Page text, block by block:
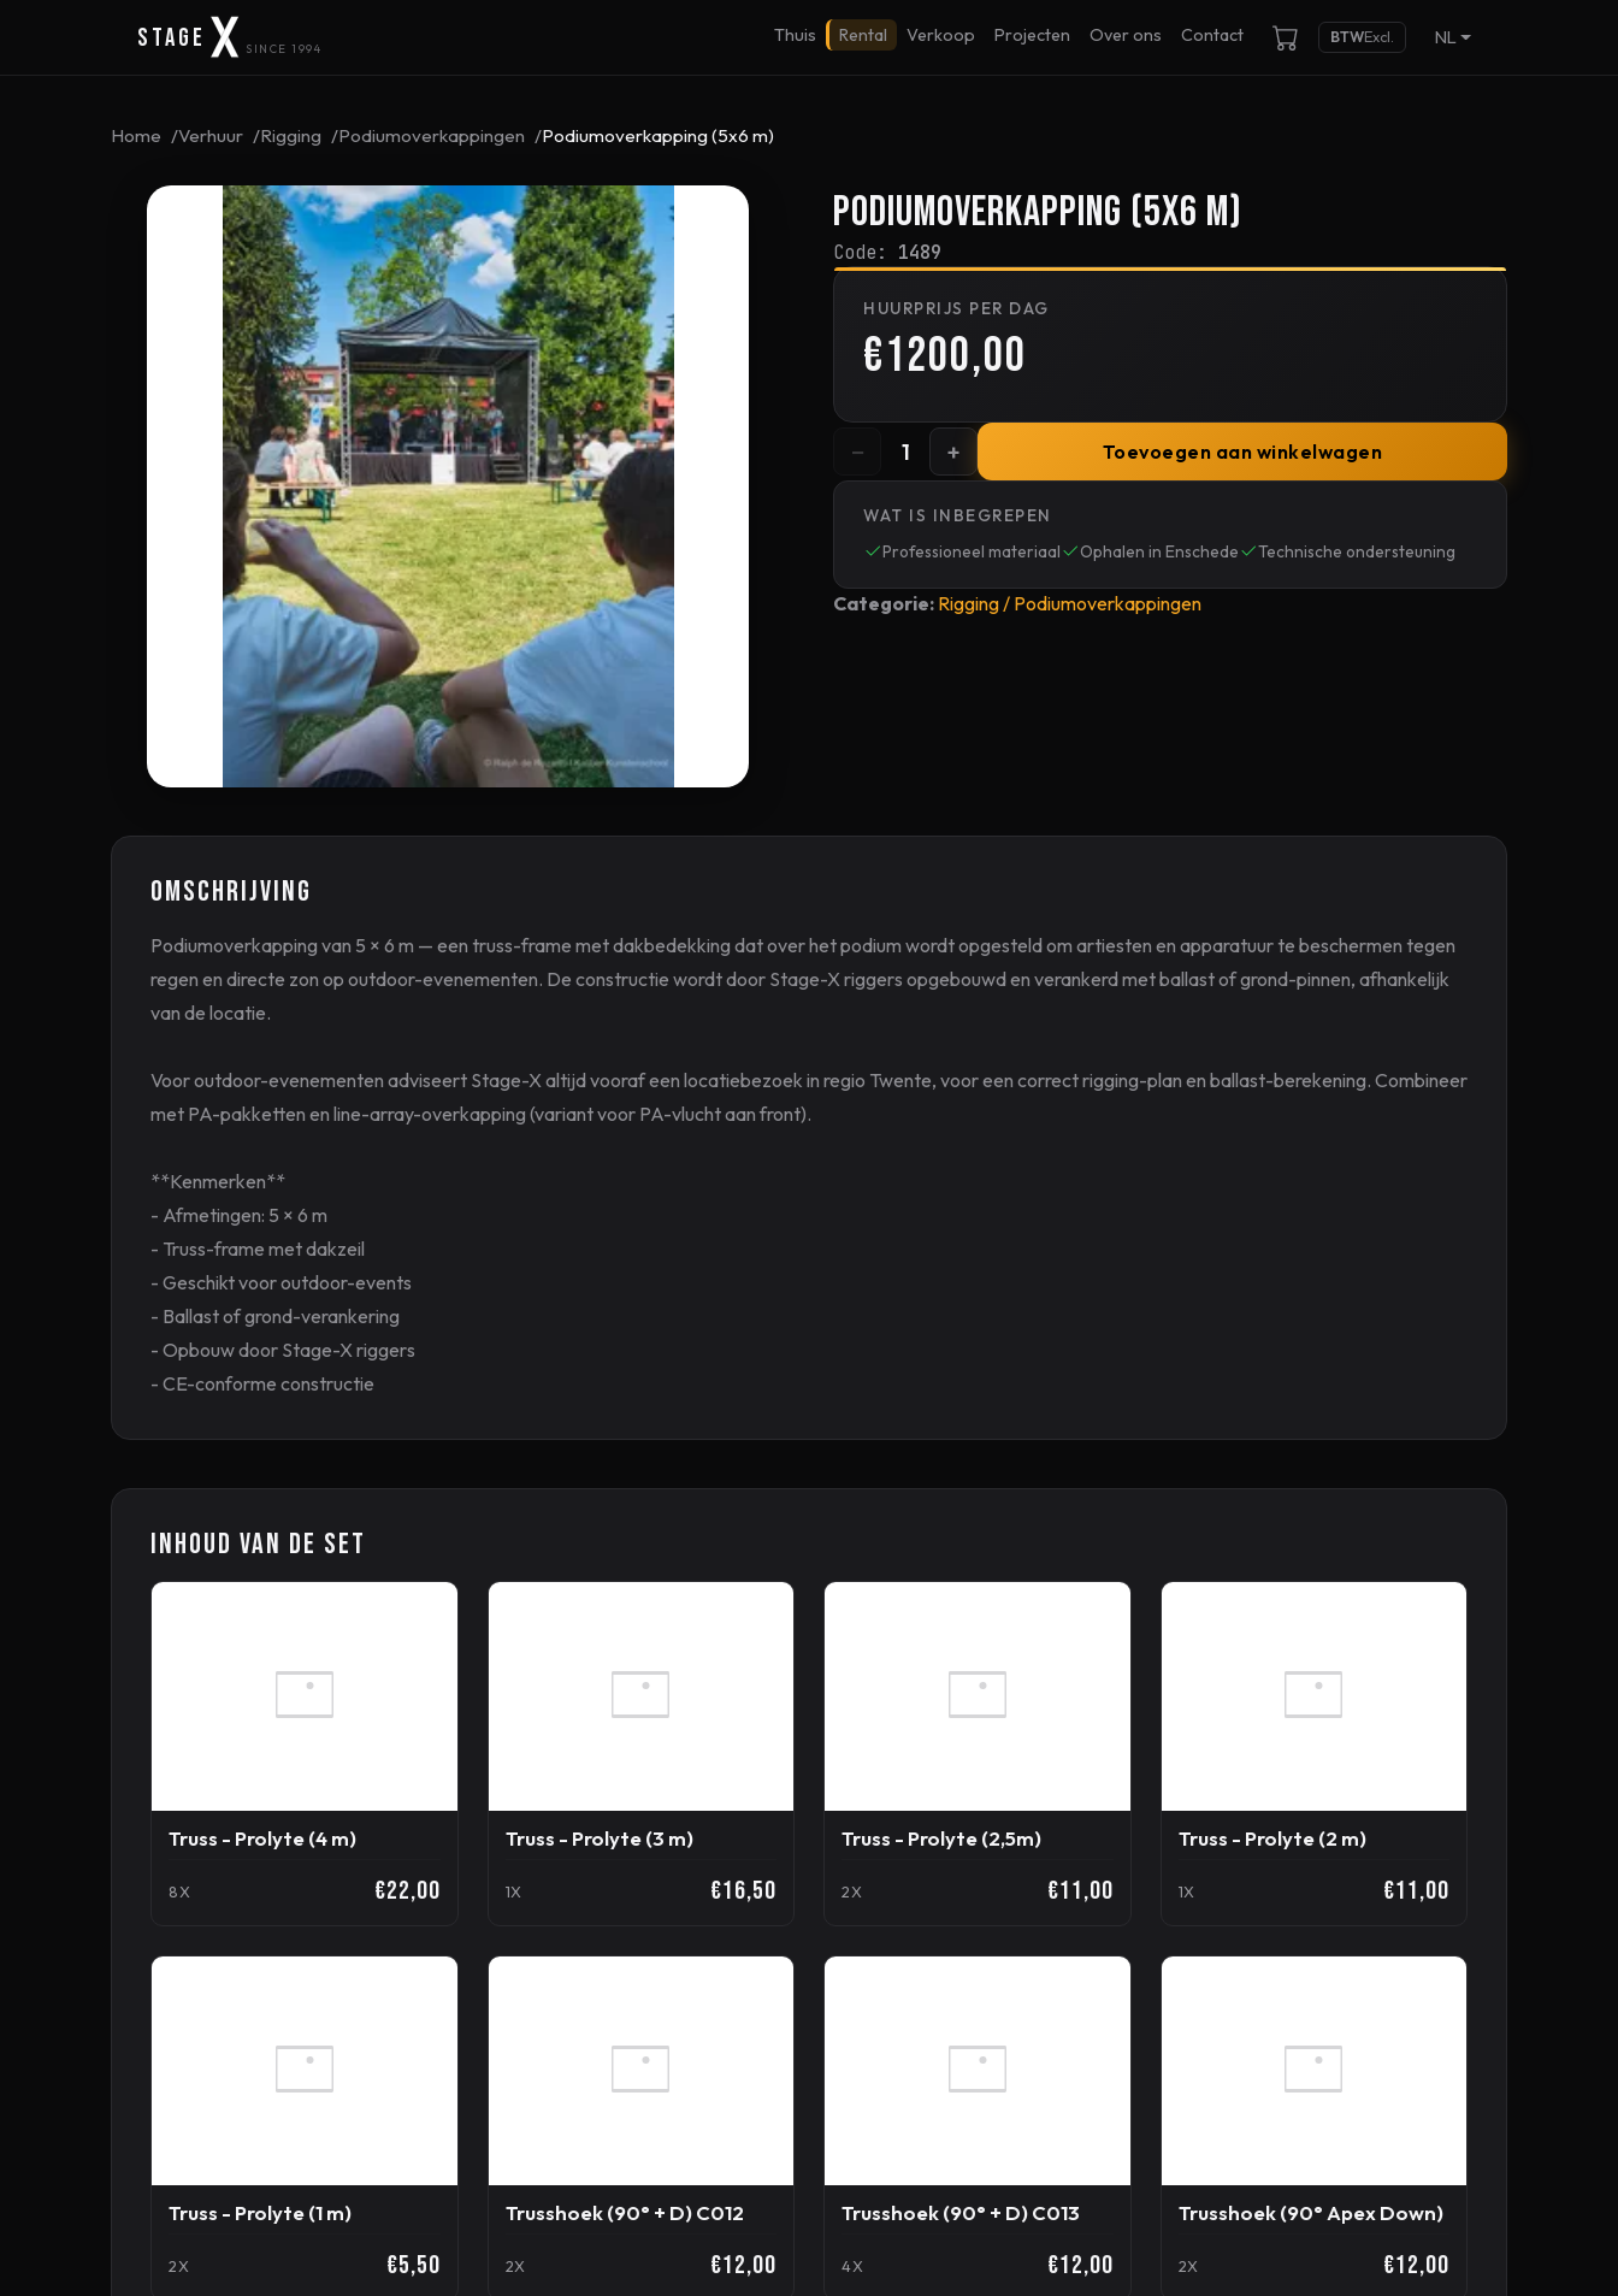
Stage SINCE 1994
Thuis Rental Verkoop Projecten Over ons Contact BTWExcl. NL
Home Verhuur Rigging Podiumoverkappingen Podiumoverkapping (5x6 m)
Podiumoverkapping (5x6 m)
Code: 1489
HUURPRIJS PER DAG
€1200,00
− 1 + Toevoegen aan winkelwagen
WAT IS INBEGREPEN
Professioneel materiaal
Ophalen in Enschede Technische ondersteuning
Categorie: Rigging / Podiumoverkappingen
Omschrijving
Podiumoverkapping van 5 × 6 m — een truss-frame met dak­bedekking dat over het podium wordt opgesteld om artiesten en apparatuur te beschermen tegen
regen en directe zon op outdoor-evenementen. De constructie wordt door Stage-X riggers opgebouwd en verankerd met ballast of grond-pinnen, afhankelijk
van de locatie.
Voor outdoor-evenementen adviseert Stage-X altijd vooraf een locatiebezoek in regio Twente, voor een correct rigging-plan en ballast-berekening. Combineer
met PA-pakketten en line-array-overkapping (variant voor PA-vlucht aan front).
**Kenmerken**
- Afmetingen: 5 × 6 m
- Truss-frame met dakzeil
- Geschikt voor outdoor-events
- Ballast of grond-verankering
- Opbouw door Stage-X riggers
- CE-conforme constructie
Inhoud van de set
Truss - Prolyte (4 m)
8X €22,00
Truss - Prolyte (3 m)
1X €16,50
Truss - Prolyte (2,5m)
2X €11,00
Truss - Prolyte (2 m)
1X €11,00
Truss - Prolyte (1 m)
2X €5,50
Trusshoek (90° + D) C012
2X €12,00
Trusshoek (90° + D) C013
4X €12,00
Trusshoek (90° Apex Down)
2X €12,00